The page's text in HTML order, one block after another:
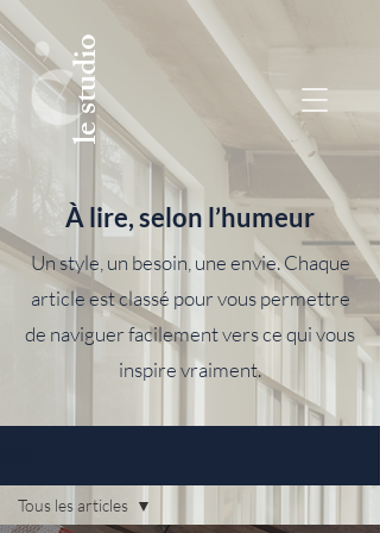
le studio
À lire, selon l’humeur
Un style, un besoin, une envie. Chaque
article est classé pour vous permettre
de naviguer facilement vers ce qui vous
inspire vraiment.
Tous les articles